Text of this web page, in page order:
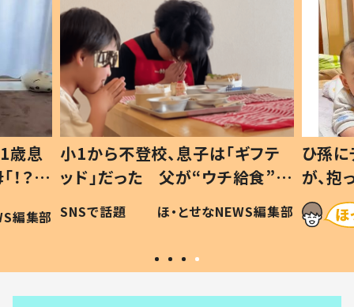
歳息
？」
編集部
小1から不登校、息子は「ギフテ
ッド」だった 父が“ウチ給食”を
作り続ける理由とは #令和の親
#令和の子
SNSで話題 ほ・とせなNEWS編集部
ひ孫
が、
「涙が
い」